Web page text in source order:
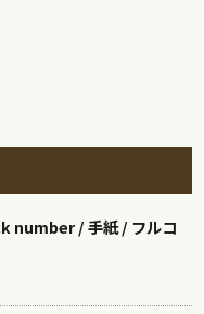
number / 手紙 / フルコ